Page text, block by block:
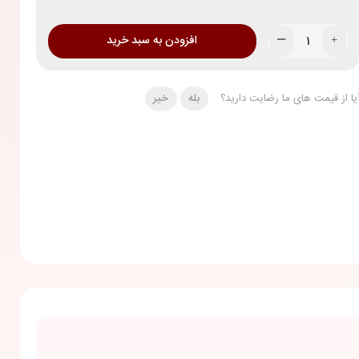
افزودن به سبد خرید
از قیمت های ما رضایت دارید؟ بله خیر